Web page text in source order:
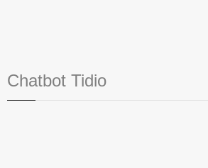
Chatbot Tidio